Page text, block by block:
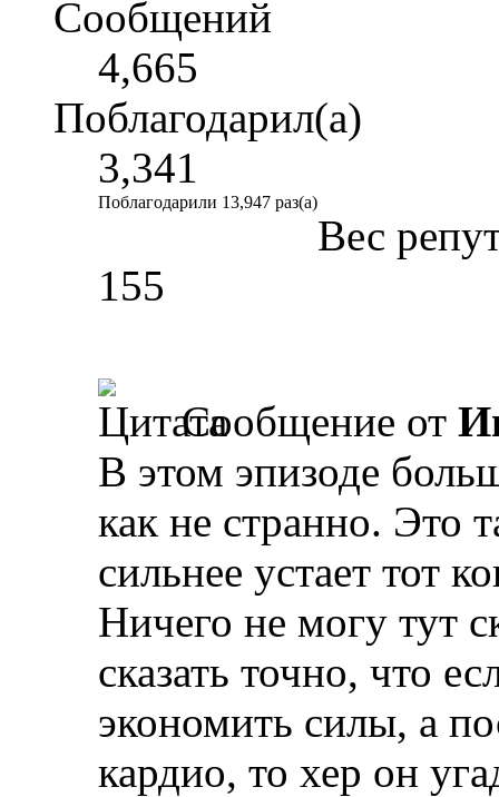
Сообщений
4,665
Поблагодарил(а)
3,341
Поблагодарили 13,947 раз(а)
Вес
155
Сообщение от
В этом эпизоде
как не странно. Это
сильнее устает тот
Ничего не могу тут
сказать точно, что
экономить силы, а
кардио, то хер он